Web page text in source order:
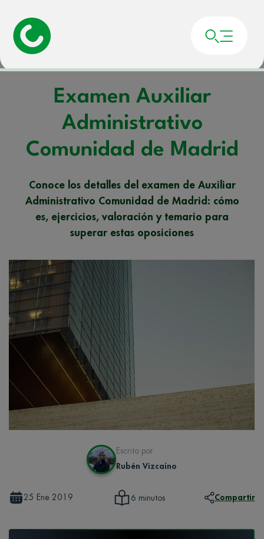
Portada»
Examen Auxiliar
Administrativo
Comunidad de Madrid
Conoce los detalles del examen de Auxiliar
Administrativo Comunidad de Madrid: cómo
es, ejercicios, valoración y temario para
superar estas oposiciones
Escrito por
Rubén Vizcaíno
25 Ene 2019 6 minutos Compartir